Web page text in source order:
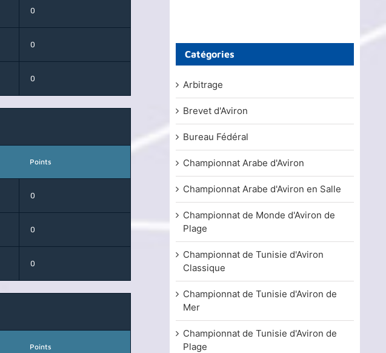
0
0
0
Points
0
0
0
Points
Catégories
Arbitrage
Brevet d'Aviron
Bureau Fédéral
Championnat Arabe d'Aviron
Championnat Arabe d'Aviron en Salle
Championnat de Monde d'Aviron de
Plage
Championnat de Tunisie d'Aviron
Classique
Championnat de Tunisie d'Aviron de
Mer
Championnat de Tunisie d'Aviron de
Plage